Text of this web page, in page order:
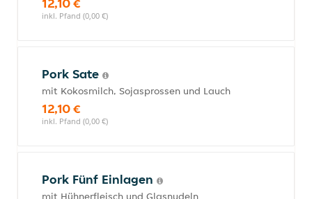
inkl. Pfand (0,00 €)
Pork Sate
mit Kokosmilch, Sojasprossen und Lauch
12,10 €
inkl. Pfand (0,00 €)
Pork Fünf Einlagen
mit Hühnerfleisch und Glasnudeln